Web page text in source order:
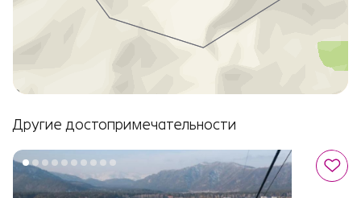
Другие достопримечательности